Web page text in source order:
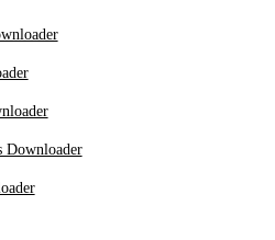
Downloader